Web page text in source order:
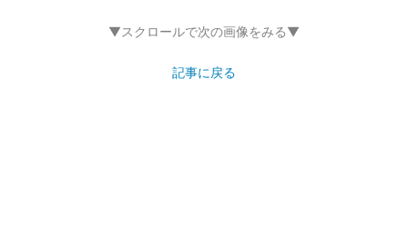
▼スクロールで次の画像をみる▼
記事に戻る